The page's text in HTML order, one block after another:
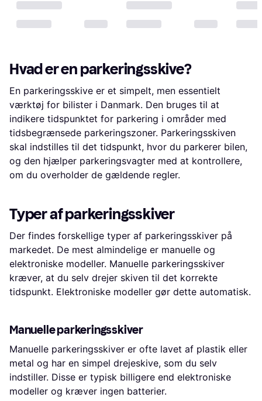
Hvad er en parkeringsskive?
En parkeringsskive er et simpelt, men essentielt
værktøj for bilister i Danmark. Den bruges til at
indikere tidspunktet for parkering i områder med
tidsbegrænsede parkeringszoner. Parkeringsskiven
skal indstilles til det tidspunkt, hvor du parkerer bilen,
og den hjælper parkeringsvagter med at kontrollere,
om du overholder de gældende regler.
Typer af parkeringsskiver
Der findes forskellige typer af parkeringsskiver på
markedet. De mest almindelige er manuelle og
elektroniske modeller. Manuelle parkeringsskiver
kræver, at du selv drejer skiven til det korrekte
tidspunkt. Elektroniske modeller gør dette automatisk.
Manuelle parkeringsskiver
Manuelle parkeringsskiver er ofte lavet af plastik eller
metal og har en simpel drejeskive, som du selv
indstiller. Disse er typisk billigere end elektroniske
modeller og kræver ingen batterier.